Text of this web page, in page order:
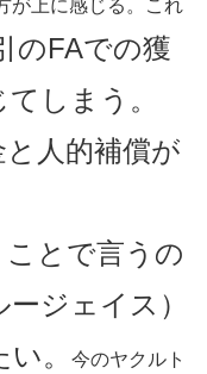
が上に感じる。これ
のFAでの獲
しまう。
と人的補償が
とで言うの
ジェイス）
。
今のヤクルト